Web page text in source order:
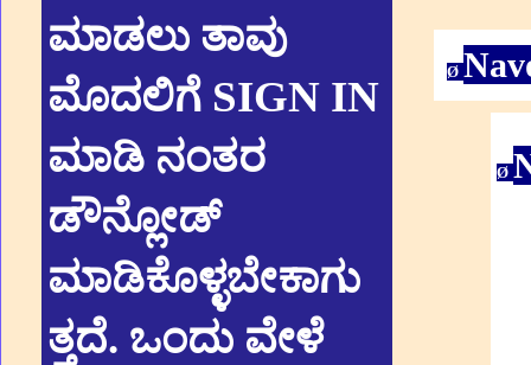
Ø
Ø
ಮಾಡಲು ತಾವು
ಮೊದಲಿಗೆ SIGN IN
ಮಾಡಿ ನಂತರ
ಡೌನ್ಲೋಡ್
ಮಾಡಿಕೊಳ್ಳಬೇಕಾಗು
ತ್ತದೆ. ಒಂದು ವೇಳೆ